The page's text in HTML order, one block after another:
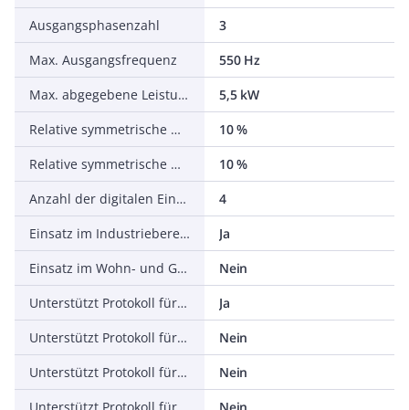
Ausgangsphasenzahl
3
Max. Ausgangsfrequenz
550 Hz
Max. abgegebene Leistung bei linearer Belastung bei Bemessungsausgangsspannung
5,5 kW
Relative symmetrische Netzfrequenztoleranz
10 %
Relative symmetrische Netzspannungstoleranz
10 %
Anzahl der digitalen Eingänge
4
Einsatz im Industriebereich zulässig
Ja
Einsatz im Wohn- und Gewerbebereich zulässig
Nein
Unterstützt Protokoll für TCP/IP
Ja
Unterstützt Protokoll für PROFIBUS
Nein
Unterstützt Protokoll für CAN
Nein